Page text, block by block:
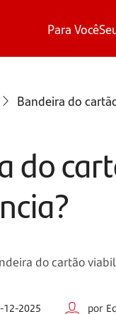
Para Você
Bandeira do
do
do cartão
2025 por